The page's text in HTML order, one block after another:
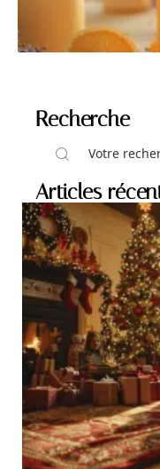
Recherche
Articles